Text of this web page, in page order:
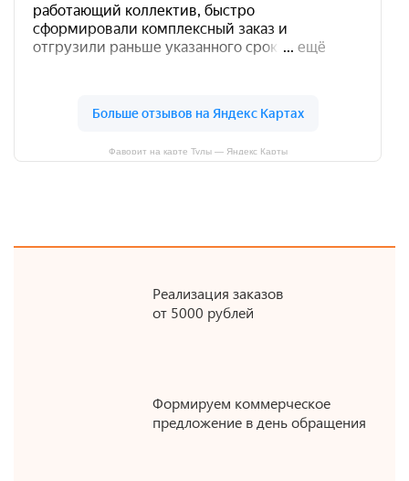
Фаворит на карте Тулы — Яндекс Карты
Реализация заказов
от 5000 рублей
Формируем коммерческое
предложение в день обращения